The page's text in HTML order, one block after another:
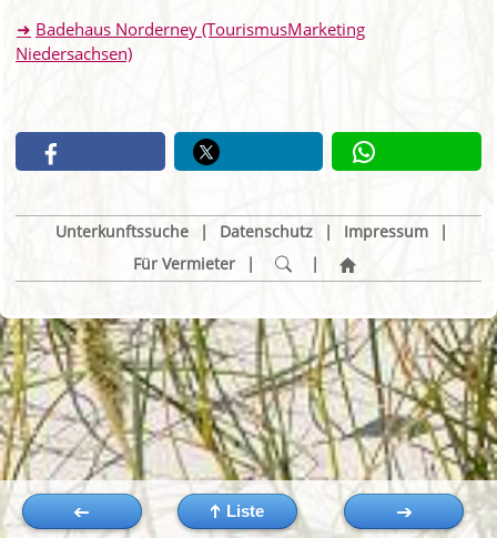
Badehaus Norderney (TourismusMarketing
Niedersachsen)
Unterkunftssuche | Datenschutz | Impressum
|
Für Vermieter
| |